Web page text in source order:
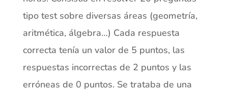
tipo test sobre diversas áreas (geometría,
aritmética, álgebra…) Cada respuesta
correcta tenía un valor de 5 puntos, las
respuestas incorrectas de 2 puntos y las
erróneas de 0 puntos. Se trataba de una